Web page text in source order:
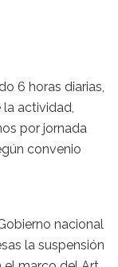
6 horas diarias,
actividad,
por jornada
convenio
nacional
la suspensión